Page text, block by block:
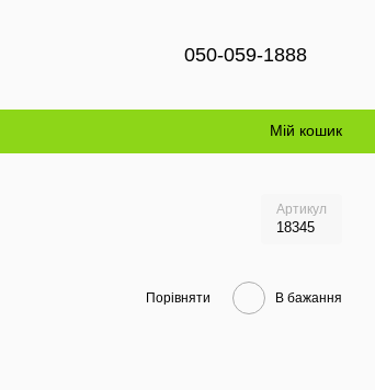
050-059-1888
Мій кошик
Артикул
18345
Порівняти В бажання